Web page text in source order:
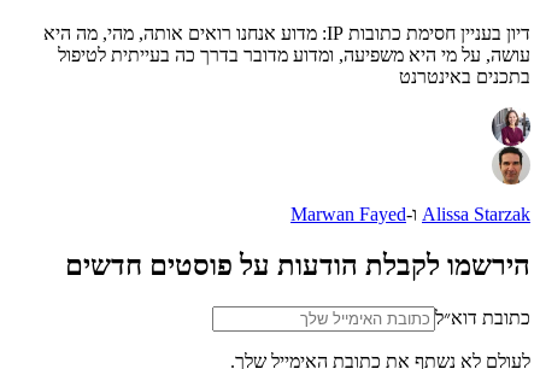
דיון בעניין חסימת כתובות IP: מדוע אנחנו רואים אותה, מהי, מה היא
עושה, על מי היא משפיעה, ומדוע מדובר בדרך כה בעייתית לטיפול
בתכנים באינטרנט
Alissa Starzak ו-Marwan Fayed
הירשמו לקבלת הודעות על פוסטים חדשים
כתובת דוא״ל
לעולם לא נשתף את כתובת האימייל שלך.